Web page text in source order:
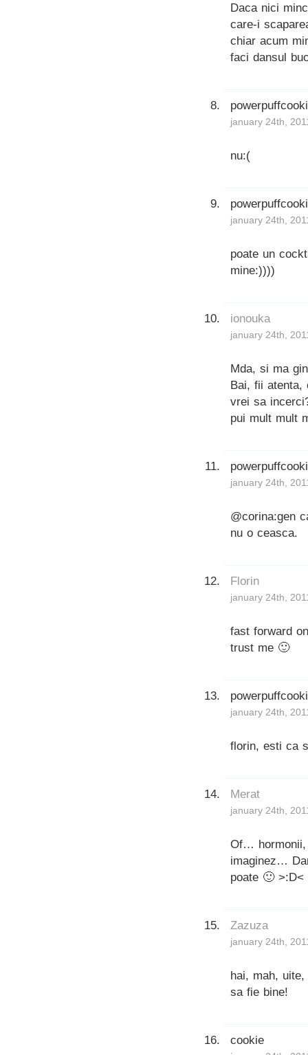
Daca nici
care-i
chiar acum
faci dansul
january 24th,
nu:(
january 24th,
poate un
mine:))))
ionouka
january 24th,
Mda, si ma
Bai, fii atenta,
vrei sa
pui mult mult
january 24th,
@corina:gen
nu o ceasca.
Florin
january 24th,
fast forward
trust me 🙂
january 24th,
florin, esti ca
Merat
january 24th,
Of… hormonii,
imaginez…
poate 🙂 >:D<
Zazuza
january 24th,
hai, mah,
sa fie bine!
cookie